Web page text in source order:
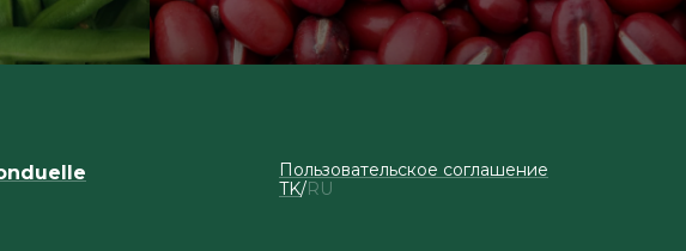
Пользовательское соглашение
TK RU